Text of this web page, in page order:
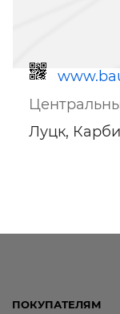
Луцк,
ПОКУПАТЕЛЯМ